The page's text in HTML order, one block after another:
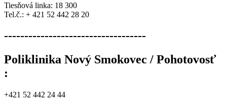
Tiesňová linka: 18 300
Tel.č.: + 421 52 442 28 20
-----------------------------------
Poliklinika Nový Smokovec / Pohotovosť
:
+421 52 442 24 44